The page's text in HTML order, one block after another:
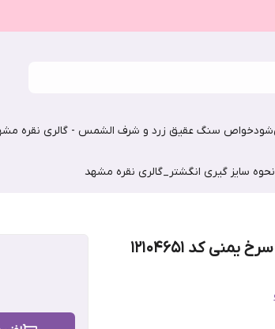
خواص سنگ عقیق زرد و شرف الشمس - گالری نقره
نحوه سایز گیری انگشتر_گالری نقره مشهد
کد 12104651